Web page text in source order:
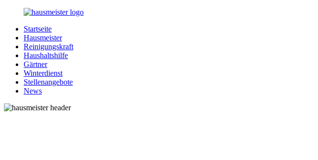
Zurück
Inhalt
Hausmeister.de
Alles
rund
Ihren
Haushalt
Startseite
Hausmeister
Reinigungskraft
Haushaltshilfe
Gärtner
Winterdienst
Stellenangebote
News